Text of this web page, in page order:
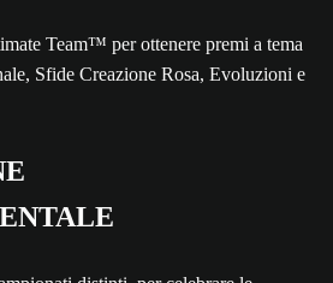
Team™ per ottenere premi a tema
Sfide Creazione Rosa, Evoluzioni e